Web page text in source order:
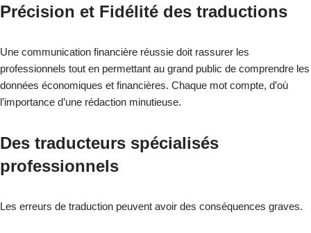
Précision et Fidélité des traductions
Une communication financière réussie doit rassurer les
professionnels tout en permettant au grand public de comprendre les
données économiques et financières. Chaque mot compte, d’où
l’importance d’une rédaction minutieuse.
Des traducteurs spécialisés
professionnels
Les erreurs de traduction peuvent avoir des conséquences graves.